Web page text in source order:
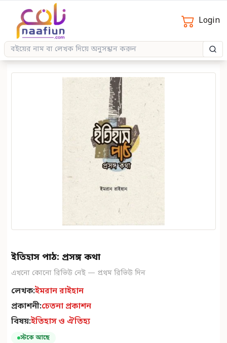
Login
ইতিহাস পাঠ: প্রসঙ্গ কথা
এখনো কোনো রিভিউ নেই — প্রথম রিভিউ দিন
লেখক:ইমরান রাইহান
প্রকাশনী:চেতনা প্রকাশন
বিষয়:ইতিহাস ও ঐতিহ্য
স্টকে আছে